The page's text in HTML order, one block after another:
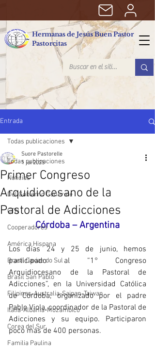
Hermanas de Jesús Buen Pastor
Pastorcitas
Entrada
Todas publicaciones
Noticias
Del Gobierno Generale
CTN
Cooperadores
América Hispana
Brasil Caxias do Sul
Brasil San Pablo
Filipinas-Australia-Saipan-Taiwan
Itália-Albania-Mozambico
Corea del Sur
Familia Paulina
Todas publicaciones
Primer Congreso
Arquidiocesano de la
Pastoral de Adicciones
Suore Pastorelle
1 jul 2025
Córdoba – Argentina
Los días 24 y 25 de junio, hemos
participado al “1° Congreso
Arquidiocesano de la Pastoral de
Adicciones”, en la Universidad Católica
de Córdoba, organizado por el padre
Pablo Viola, coordinador de la Pastoral de
Adicciones y su equipo. Participaron
poco más de 400 personas.